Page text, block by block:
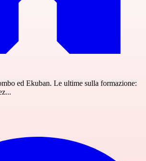
ed Ekuban. Le ultime sulla formazione: